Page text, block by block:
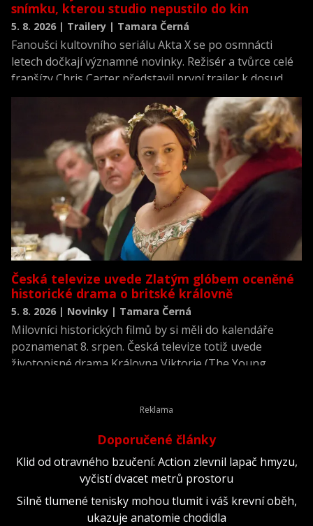
snímku, kterou studio nepustilo do kin
5. 8. 2026 | Trailery | Tamara Černá
Fanoušci kultovního seriálu Akta X se po osmnácti
letech dočkají významné novinky. Režisér a tvůrce celé
franšízy Chris Carter představil první trailer k dosud
neviděné režisérské verzi filmu Akta X: Chci uvěřit.
Česká televize uvede Zlatým glóbem oceněné
historické drama o britské královně
5. 8. 2026 | Novinky | Tamara Černá
Milovníci historických filmů by si měli do kalendáře
poznamenat 8. srpen. Česká televize totiž uvede
životopisné drama Královna Viktorie (The Young
Doporučené články
Klid od otravného bzučení: Action zlevnil lapač hmyzu,
vyčistí dvacet metrů prostoru
Silně tlumené tenisky mohou tlumit i váš krevní oběh,
ukazuje anatomie chodidla